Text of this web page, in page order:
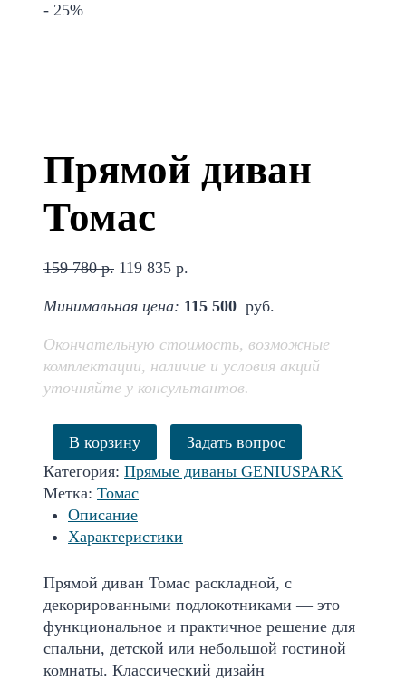
- 25%
Прямой диван
Томас
159 780р. Первоначальная
составляла
780 р..
119 835 р.
119
Минимальная цена: 115 500 руб.
Окончательную стоимость, возможные
комплектации, наличие и условия акций
уточняйте у консультантов.
В корзину
Задать вопрос
Категория: Прямые диваны GENIUSPARK
Метка: Томас
Описание
Характеристики
Прямой диван Томас раскладной, с
декорированными подлокотниками — это
функциональное и практичное решение для
спальни, детской или небольшой гостиной
комнаты. Классический дизайн